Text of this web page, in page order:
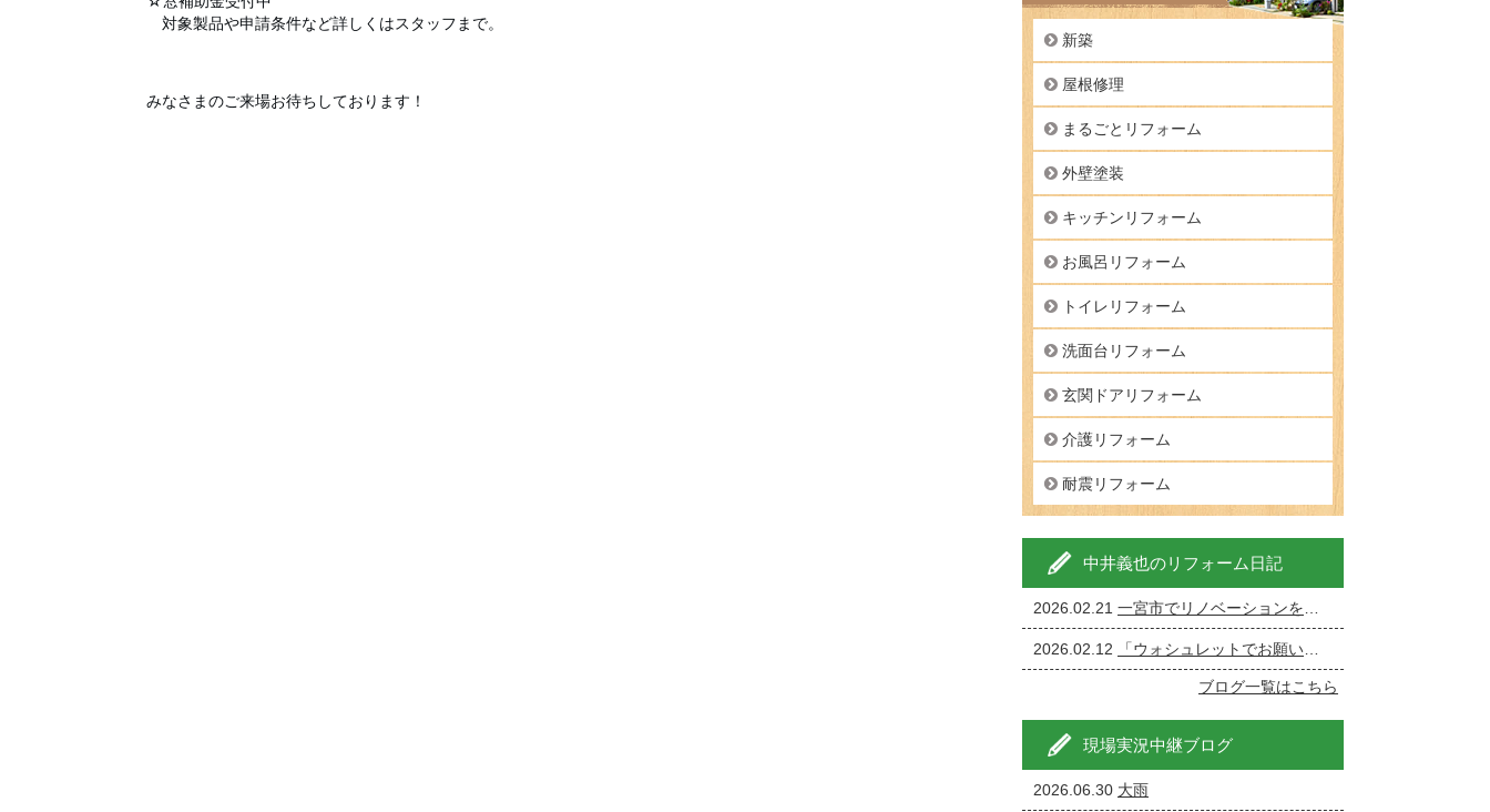
対象製品や申請条件など詳しくはスタッフまで。
みなさまのご来場お待ちしております！
新築
屋根修理
まるごとリフォーム
外壁塗装
キッチンリフォーム
お風呂リフォーム
トイレリフォーム
洗面台リフォーム
玄関ドアリフォーム
介護リフォーム
耐震リフォーム
中井義也のリフォーム日記
2026.02.21 一宮市でリノベーションを成功させる完全ガイド
2026.02.12 「ウォシュレットでお願いします」←現場が一番ざわつく一言です。
ブログ一覧はこちら
現場実況中継ブログ
2026.06.30 大雨